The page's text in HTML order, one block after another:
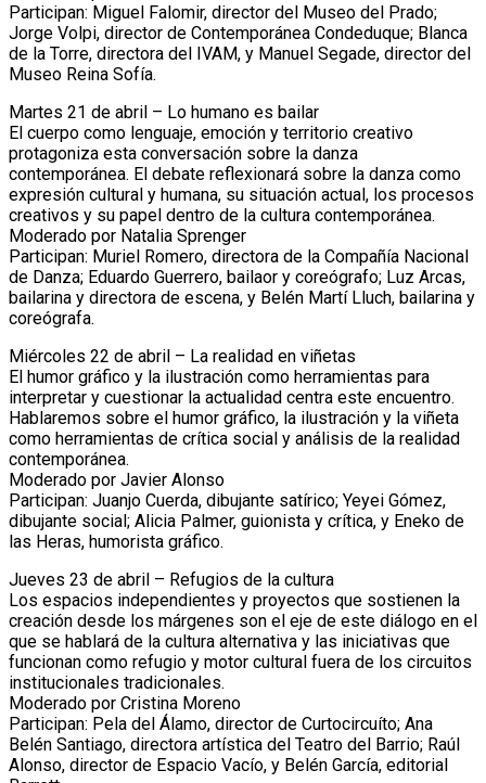
Participan: Miguel Falomir, director del Museo del Prado;
Jorge Volpi, director de Contemporánea Condeduque; Blanca
de la Torre, directora del IVAM, y Manuel Segade, director del
Museo Reina Sofía.
Martes 21 de abril – Lo humano es bailar
El cuerpo como lenguaje, emoción y territorio creativo
protagoniza esta conversación sobre la danza
contemporánea. El debate reflexionará sobre la danza como
expresión cultural y humana, su situación actual, los procesos
creativos y su papel dentro de la cultura contemporánea.
Moderado por Natalia Sprenger
Participan: Muriel Romero, directora de la Compañía Nacional
de Danza; Eduardo Guerrero, bailaor y coreógrafo; Luz Arcas,
bailarina y directora de escena, y Belén Martí Lluch, bailarina y
coreógrafa.
Miércoles 22 de abril – La realidad en viñetas
El humor gráfico y la ilustración como herramientas para
interpretar y cuestionar la actualidad centra este encuentro.
Hablaremos sobre el humor gráfico, la ilustración y la viñeta
como herramientas de crítica social y análisis de la realidad
contemporánea.
Moderado por Javier Alonso
Participan: Juanjo Cuerda, dibujante satírico; Yeyei Gómez,
dibujante social; Alicia Palmer, guionista y crítica, y Eneko de
las Heras, humorista gráfico.
Jueves 23 de abril – Refugios de la cultura
Los espacios independientes y proyectos que sostienen la
creación desde los márgenes son el eje de este diálogo en el
que se hablará de la cultura alternativa y las iniciativas que
funcionan como refugio y motor cultural fuera de los circuitos
institucionales tradicionales.
Moderado por Cristina Moreno
Participan: Pela del Álamo, director de Curtocircuíto; Ana
Belén Santiago, directora artística del Teatro del Barrio; Raúl
Alonso, director de Espacio Vacío, y Belén García, editorial